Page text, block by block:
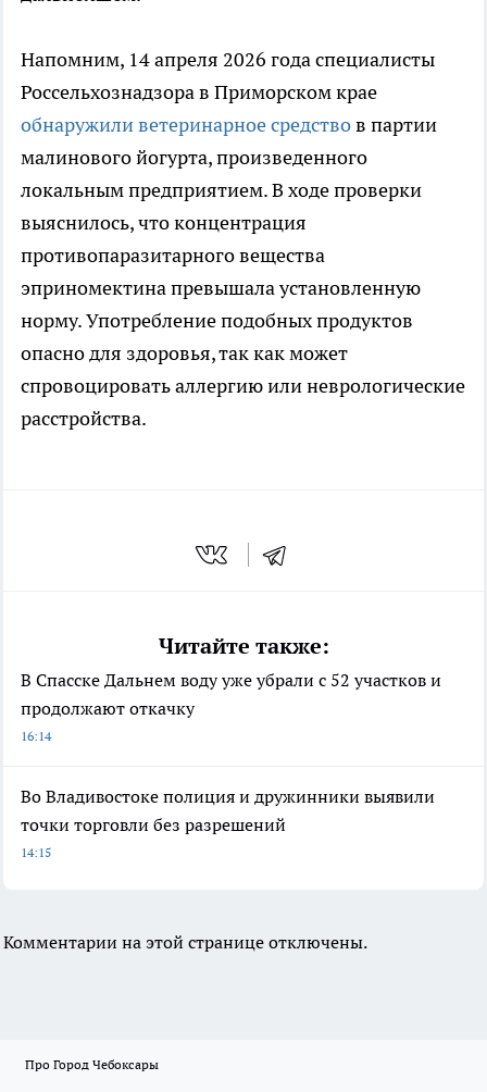
Напомним, 14 апреля 2026 года специалисты
Россельхознадзора в Приморском крае
обнаружили ветеринарное средствов партии
малинового йогурта, произведенного
локальным предприятием. В ходе проверки
выяснилось, что концентрация
противопаразитарного вещества
эприномектина превышала установленную
норму. Употребление подобных продуктов
опасно для здоровья, так как может
спровоцировать аллергию или неврологические
расстройства.
Читайте также:
В Спасске Дальнем воду уже убрали с 52 участков и
продолжают откачку
16:14
Во Владивостоке полиция и дружинники выявили
точки торговли без разрешений
14:15
Комментарии на этой странице отключены.
Про Город Чебоксары